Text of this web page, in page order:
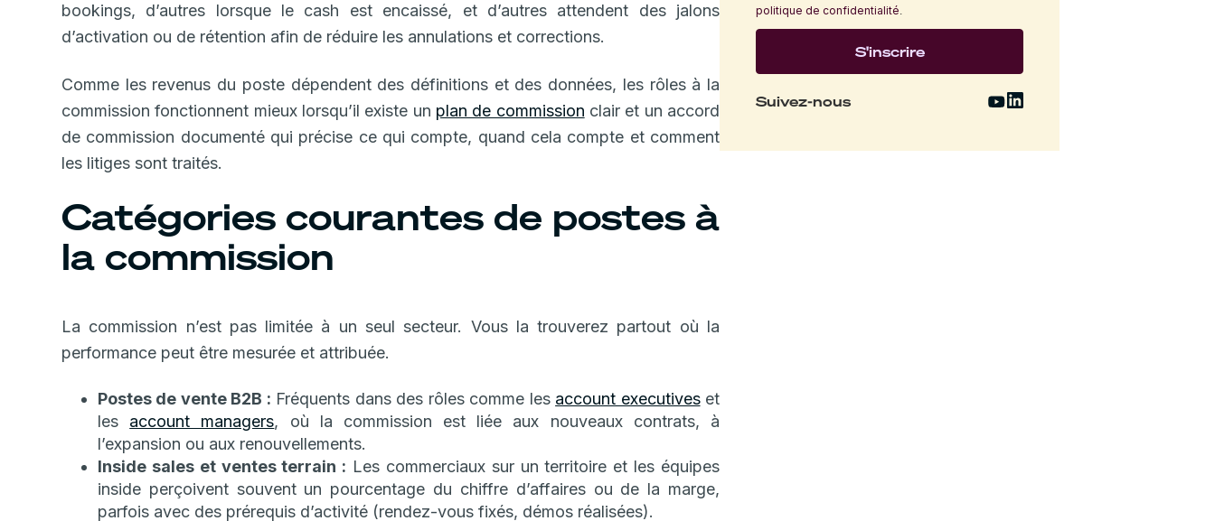
bookings, d’autres lorsque le cash est encaissé, et d’autres attendent des jalons
d’activation ou de rétention afin de réduire les annulations et corrections.
Comme les revenus du poste dépendent des définitions et des données, les rôles à la
commission fonctionnent mieux lorsqu’il existe un plan de commission clair et un accord
de commission documenté qui précise ce qui compte, quand cela compte et comment
les litiges sont traités.
Catégories courantes de postes à
la commission
La commission n’est pas limitée à un seul secteur. Vous la trouverez partout où la
performance peut être mesurée et attribuée.
Postes de vente B2B : Fréquents dans des rôles comme les account executiveset
les account managers, où la commission est liée aux nouveaux contrats, à
l’expansion ou aux renouvellements.
Inside sales et ventes terrain : Les commerciaux sur un territoire et les équipes
inside perçoivent souvent un pourcentage du chiffre d’affaires ou de la marge,
parfois avec des prérequis d’activité (rendez-vous fixés, démos réalisées).
politique de confidentialité.
Suivez-nous